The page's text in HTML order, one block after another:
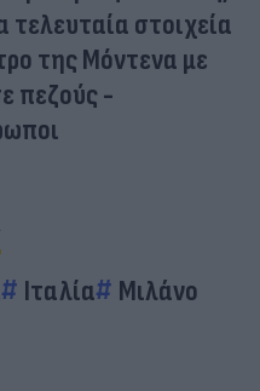
στοιχεία
της Μόντενα με
πεζούς -
Ιταλία
Μιλάνο